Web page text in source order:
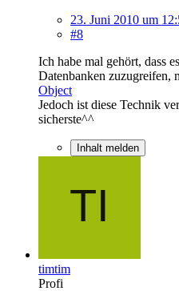
23. Juni 2010 um
#8
Ich habe mal gehört, dass
Datenbanken zuzugreifen,
Object
Jedoch ist diese Technik
sicherste^^
Inhalt melden
timtim
Profi